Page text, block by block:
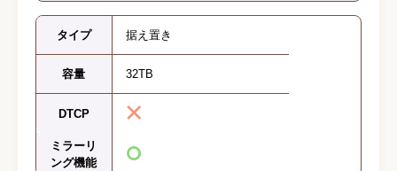
タイプ 据え置き
容量 32TB
DTCP
ミラーリ
ング機能